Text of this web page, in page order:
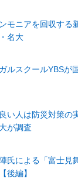
モニアを回収する
名大
ルスクールYBSが
い人は防災対策の
が調査
氏による「富士見
後編】